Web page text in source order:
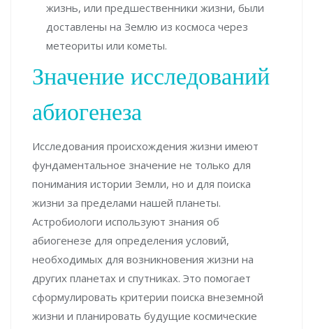
жизнь, или предшественники жизни, были
доставлены на Землю из космоса через
метеориты или кометы.
Значение исследований
абиогенеза
Исследования происхождения жизни имеют
фундаментальное значение не только для
понимания истории Земли, но и для поиска
жизни за пределами нашей планеты.
Астробиологи используют знания об
абиогенезе для определения условий,
необходимых для возникновения жизни на
других планетах и спутниках. Это помогает
сформулировать критерии поиска внеземной
жизни и планировать будущие космические